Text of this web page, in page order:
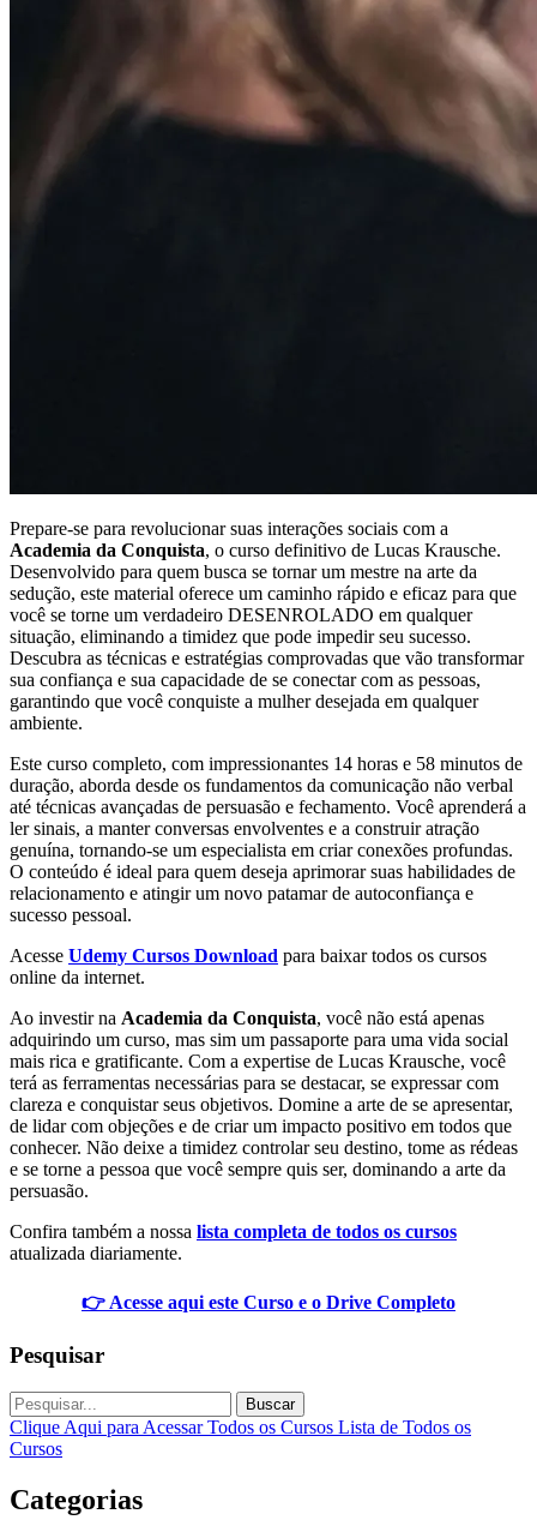
Prepare-se para revolucionar suas interações sociais com a
Academia da Conquista, o curso definitivo de Lucas Krausche.
Desenvolvido para quem busca se tornar um mestre na arte da
sedução, este material oferece um caminho rápido e eficaz para que
você se torne um verdadeiro DESENROLADO em qualquer
situação, eliminando a timidez que pode impedir seu sucesso.
Descubra as técnicas e estratégias comprovadas que vão transformar
sua confiança e sua capacidade de se conectar com as pessoas,
garantindo que você conquiste a mulher desejada em qualquer
ambiente.
Este curso completo, com impressionantes 14 horas e 58 minutos de
duração, aborda desde os fundamentos da comunicação não verbal
até técnicas avançadas de persuasão e fechamento. Você aprenderá a
ler sinais, a manter conversas envolventes e a construir atração
genuína, tornando-se um especialista em criar conexões profundas.
O conteúdo é ideal para quem deseja aprimorar suas habilidades de
relacionamento e atingir um novo patamar de autoconfiança e
sucesso pessoal.
Acesse Udemy Cursos Download para baixar todos os cursos
online da internet.
Ao investir na Academia da Conquista, você não está apenas
adquirindo um curso, mas sim um passaporte para uma vida social
mais rica e gratificante. Com a expertise de Lucas Krausche, você
terá as ferramentas necessárias para se destacar, se expressar com
clareza e conquistar seus objetivos. Domine a arte de se apresentar,
de lidar com objeções e de criar um impacto positivo em todos que
conhecer. Não deixe a timidez controlar seu destino, tome as rédeas
e se torne a pessoa que você sempre quis ser, dominando a arte da
persuasão.
Confira também a nossa lista completa de todos os cursos
atualizada diariamente.
👉 Acesse aqui este Curso e o Drive Completo
Pesquisar
Buscar
Clique Aqui para Acessar Todos os Cursos Lista de Todos os
Cursos
Categorias